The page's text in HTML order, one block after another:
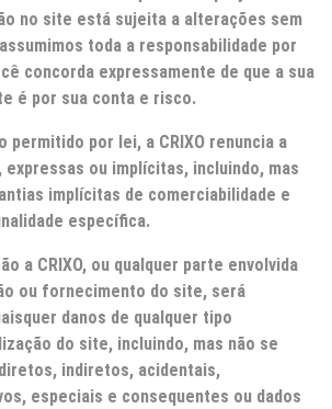
no site está sujeita a alterações sem
toda a responsabilidade por
concorda expressamente de que a sua
é por sua conta e risco.
permitido por lei, a CRIXO renuncia a
ou implícitas, incluindo, mas
implícitas de comerciabilidade e
específica.
a CRIXO, ou qualquer parte envolvida
ou fornecimento do site, será
danos de qualquer tipo
do site, incluindo, mas não se
indiretos, acidentais,
especiais e consequentes ou dados